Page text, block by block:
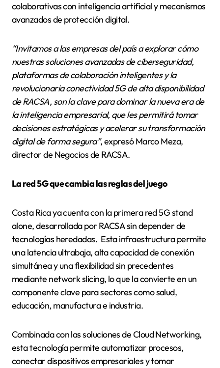
colaborativas con inteligencia artificial y mecanismos
avanzados de protección digital.
“Invitamos a las empresas del país a explorar cómo
nuestras soluciones avanzadas de ciberseguridad,
plataformas de colaboración inteligentes y la
revolucionaria conectividad 5G de alta disponibilidad
de RACSA, son la clave para dominar la nueva era de
la inteligencia empresarial, que les permitirá tomar
decisiones estratégicas y acelerar su transformación
digital de forma segura”, expresó Marco Meza,
director de Negocios de RACSA.
La red 5G que cambia las reglas del juego
Costa Rica ya cuenta con la primera red 5G stand
alone, desarrollada por RACSA sin depender de
tecnologías heredadas. Esta infraestructura permite
una latencia ultrabaja, alta capacidad de conexión
simultánea y una flexibilidad sin precedentes
mediante network slicing, lo que la convierte en un
componente clave para sectores como salud,
educación, manufactura e industria.
Combinada con las soluciones de Cloud Networking,
esta tecnología permite automatizar procesos,
conectar dispositivos empresariales y tomar